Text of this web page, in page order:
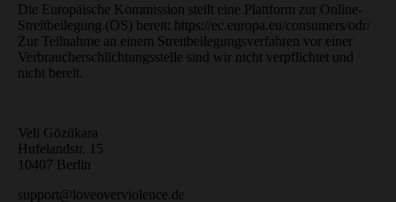
Die Europäische Kommission stellt eine Plattform zur Online-
Streitbeilegung (OS) bereit: https://ec.europa.eu/consumers/odr/
Zur Teilnahme an einem Streitbeilegungsverfahren vor einer
Verbraucherschlichtungsstelle sind wir nicht verpflichtet und
nicht bereit.
Veli Gözükara
Hufelandstr. 15
10407 Berlin
support@loveoverviolence.de